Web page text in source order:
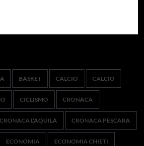
BASKET CALCIO CALCIO
CICLISMO CRONACA
CRONACA L'AQUILA CRONACA PESCARA
ECONOMIA ECONOMIA CHIETI